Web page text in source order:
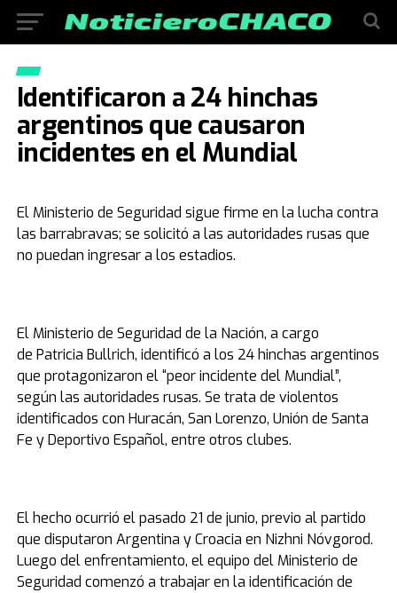
Identificaron a 24 hinchas
argentinos que causaron
incidentes en el Mundial
El Ministerio de Seguridad sigue firme en la lucha contra
las barrabravas; se solicitó a las autoridades rusas que
no puedan ingresar a los estadios.
El Ministerio de Seguridad de la Nación, a cargo
de Patricia Bullrich, identificó a los 24 hinchas argentinos
que protagonizaron el “peor incidente del Mundial”,
según las autoridades rusas. Se trata de violentos
identificados con Huracán, San Lorenzo, Unión de Santa
Fe y Deportivo Español, entre otros clubes.
El hecho ocurrió el pasado 21 de junio, previo al partido
que disputaron Argentina y Croacia en Nizhni Nóvgorod.
Luego del enfrentamiento, el equipo del Ministerio de
Seguridad comenzó a trabajar en la identificación de